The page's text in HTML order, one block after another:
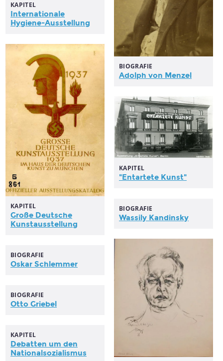
KAPITEL
Internationale
Hygiene-Ausstellung
BIOGRAFIE
Adolph von Menzel
KAPITEL
Große Deutsche
Kunstausstellung
KAPITEL
"Entartete Kunst"
BIOGRAFIE
Wassily Kandinsky
BIOGRAFIE
Oskar Schlemmer
BIOGRAFIE
Otto Griebel
KAPITEL
Debatten um den
Nationalsozialismus